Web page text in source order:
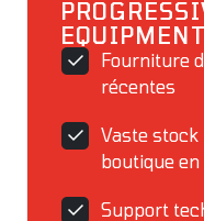
EQUIPMENT
Fourniture
récentes
Vaste stock
boutique en
Support